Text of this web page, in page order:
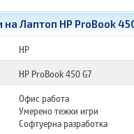
Лаптоп HP ProBook
HP
HP ProBook 450 G7
Офис работа
Умерено тежки игри
Софтуерна разработка